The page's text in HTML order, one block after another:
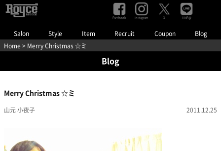
Salon Style Item Recruit Coupon Blog
Facebook Instagram X LINE@
Home > Merry Christmas ☆ミ
Blog
Merry Christmas ☆ミ
山元 小夜子 2011.12.25